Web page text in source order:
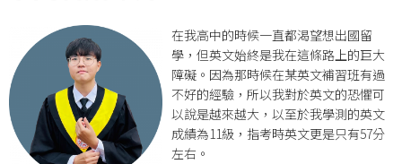
在我高中的時候一直都渴望想出國留
學，但英文始終是我在這條路上的巨大
障礙。因為那時候在某英文補習班有過
不好的經驗，所以我對於英文的恐懼可
以說是越來越大，以至於我學測的英文
成績為11級，指考時英文更是只有57分
左右。